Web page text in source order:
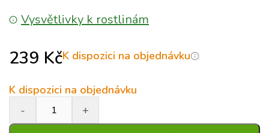
Vysvětlivky k rostlinám
239 KčK dispozici na objednávku
K dispozici na objednávku